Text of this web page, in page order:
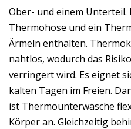
Ober- und einem Unterteil.
Thermohose und ein
Ärmeln enthalten.
nahtlos, wodurch das
verringert wird. Es eignet
kalten Tagen im Freien.
ist Thermounterwäsche
Körper an. Gleichzeitig